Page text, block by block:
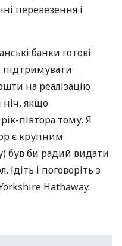
перевезення і
банки готові
підтримувати
на реалізацію
ніч, якщо
півтора тому. Я
є крупним
був би радий видати
і поговоріть з
Hathaway.